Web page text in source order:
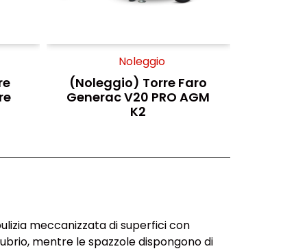
Noleggio
(Noleggio) Torre Faro
Generac V20 PRO AGM
K2
meccanizzata di superfici con
mentre le spazzole dispongono di